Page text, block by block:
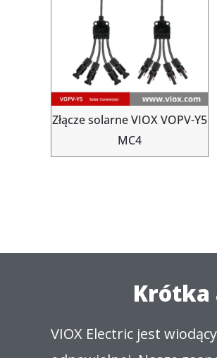
Złącze solarne VIOX VOPV-Y5
MC4
Krótka
VIOX Electric jest